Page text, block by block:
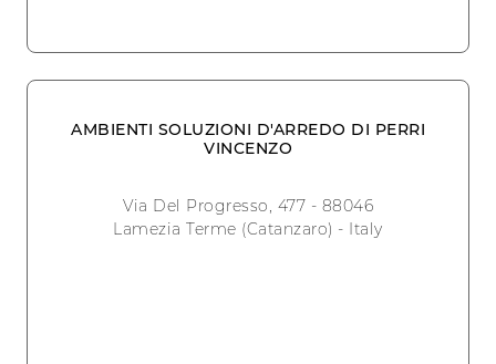
AMBIENTI SOLUZIONI D'ARREDO DI PERRI
VINCENZO
Via Del Progresso, 477 - 88046
Lamezia Terme (Catanzaro) - Italy